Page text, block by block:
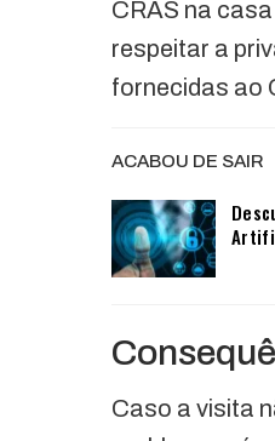
CRAS na
respeitar a
fornecidas ao
ACABOU DE SAIR
Caso a visita